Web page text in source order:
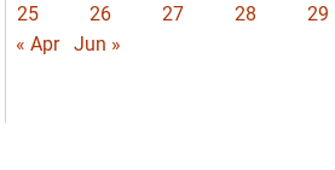
25
26 27 28 29
« Apr
Jun »